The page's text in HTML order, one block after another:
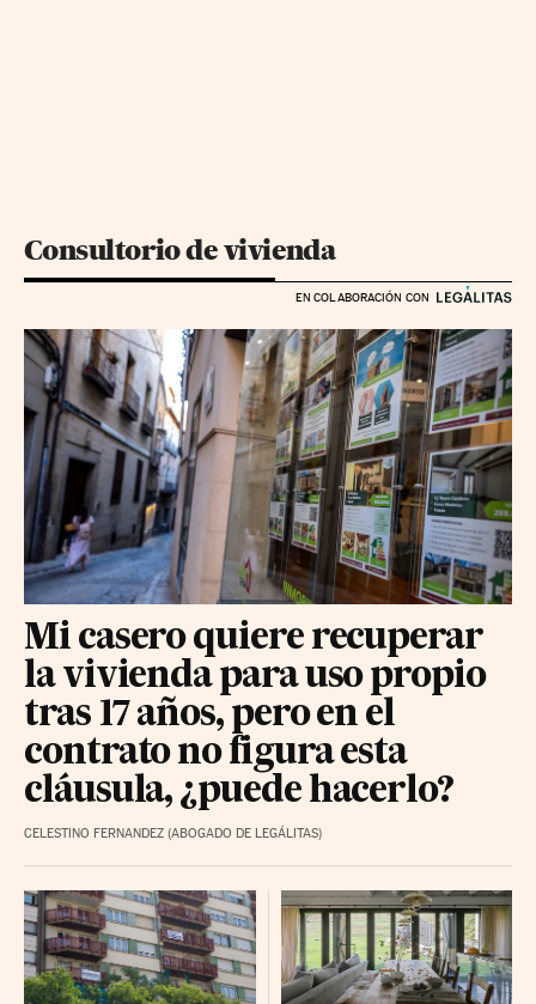
Consultorio de vivienda
EN COLABORACIÓN CON
Mi casero quiere recuperar
la vivienda para uso propio
tras 17 años, pero en el
contrato no figura esta
cláusula, ¿puede hacerlo?
CELESTINO FERNANDEZ (ABOGADO DE LEGÁLITAS)